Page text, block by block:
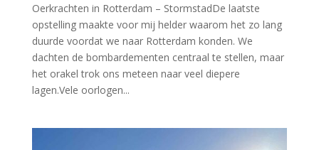
Oerkrachten in Rotterdam – StormstadDe laatste
opstelling maakte voor mij helder waarom het zo lang
duurde voordat we naar Rotterdam konden. We
dachten de bombardementen centraal te stellen, maar
het orakel trok ons meteen naar veel diepere
lagen.Vele oorlogen...